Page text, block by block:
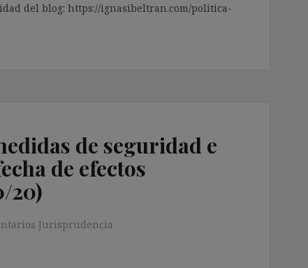
del blog: https://ignasibeltran.com/politica-
de seguridad e
de efectos
20)
Jurisprudencia